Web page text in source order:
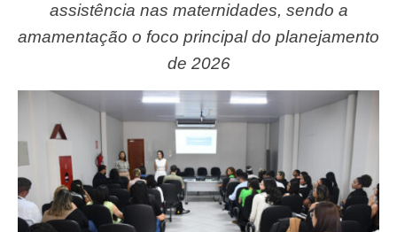
assistência nas maternidades, sendo a
amamentação o foco principal do planejamento
de 2026